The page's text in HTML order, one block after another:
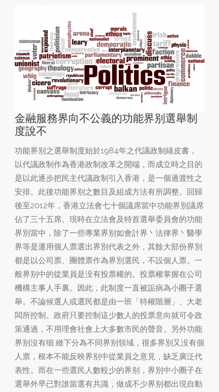
金融服務界向不公義的功能界别選舉制
度說不
功能界别之選舉制度始於1984年之代議政制綠皮書，
以代議政制作為香港政制改革之開端，而成立時之目的
是以此逐步把民主代議政制引入香港，是一個過渡性之
安排。此後功能界别之數目及組成方法有所調整。回歸
後至2012年，香港立法會七十個議席當中功能界別議席
佔了三十五席。現時在立法會及特首選舉委員會的功能
界別當中，除了一些專業界别如會計界丶法律界丶醫學
界等是運用個人票選出界別代表之外，其餘大部份界別
都是以公司票、團體票作為界別選民，不設個人票。一
般界别中的從業員是没有投票權的。投票權掌握在公司
機構主事人手裏。因此，此制度一直被詬病為小圈子選
舉。不論候選人或選民都是由一班「特權階層」、大老
闆所控制。政府只要控制這少數人的投票意向就可令政
策通過，不用理會社會上大多數市民的聲音。另外功能
界别沒有细 緻下分為不同界别領域，很多界別又没有個
人票，根本不能反映界别中從業員之意見，缺乏廣泛代
表性。而在一些選民人數較少的界别，界別中小圈子在
選舉外早已對誰當選有共識，做成不少界别都出現自動